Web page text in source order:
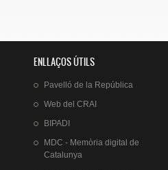
ENLLAÇOS ÚTILS
Pavelló de la República
Web del CRAI
BIPADI
MDC - Memòria digital de
Catalunya